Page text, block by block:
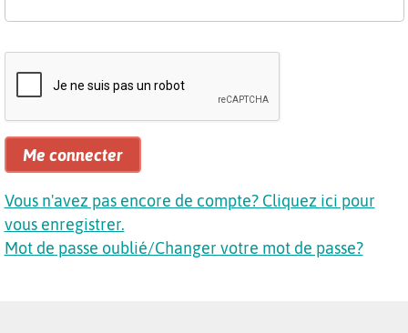
Me connecter
Vous n'avez pas encore de compte? Cliquez ici pour
vous enregistrer.
Mot de passe oublié/Changer votre mot de passe?